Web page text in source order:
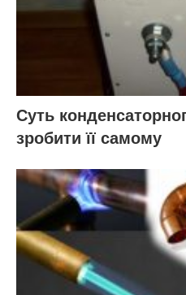
Суть
зробити її самому